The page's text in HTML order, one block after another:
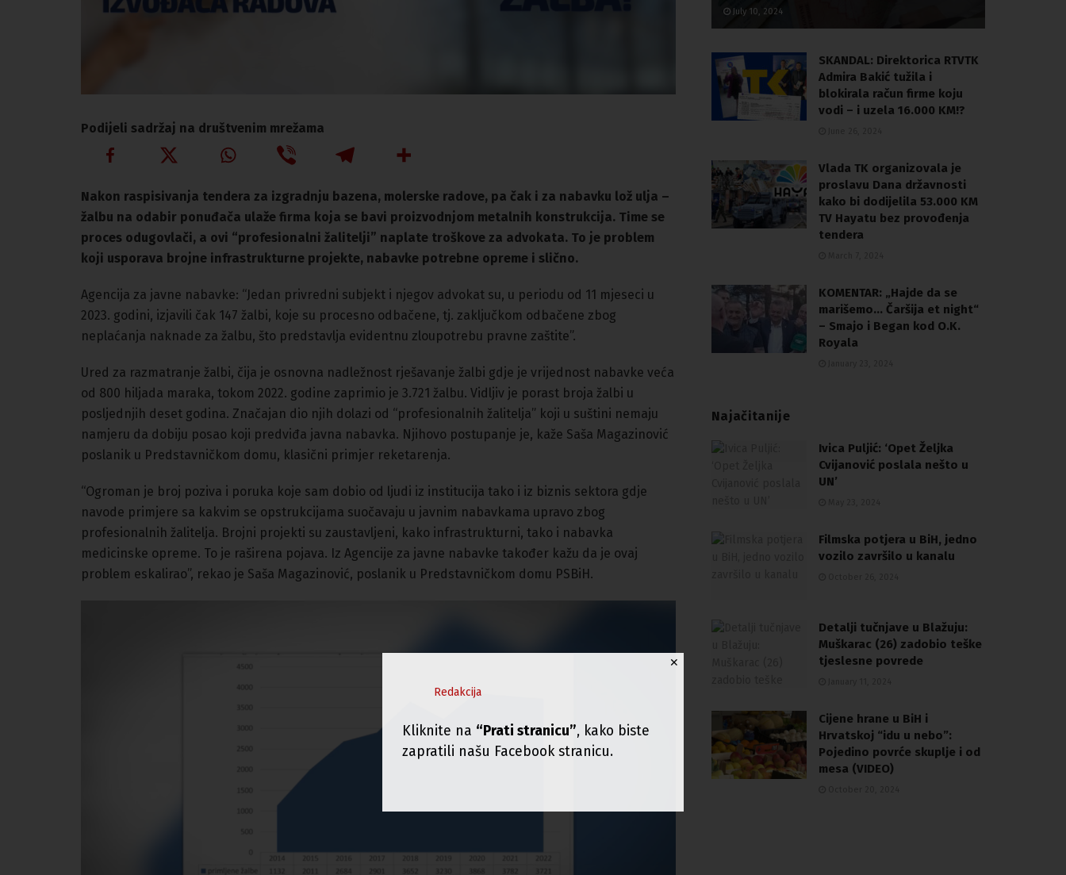
Podijeli sadržaj na društvenim mrežama
Nakon raspisivanja tendera za izgradnju bazena, molerske radove, pa čak i za nabavku lož ulja –
žalbu na odabir ponuđača ulaže firma koja se bavi proizvodnjom metalnih konstrukcija. Time se
proces odugovlači, a ovi “profesionalni žalitelji” naplate troškove za advokata. To je problem
koji usporava brojne infrastrukturne projekte, nabavke potrebne opreme i slično.
Agencija za javne nabavke: “Jedan privredni subjekt i njegov advokat su, u periodu od 11 mjeseci u
2023. godini, izjavili čak 147 žalbi, koje su procesno odbačene, tj. zaključkom odbačene zbog
neplaćanja naknade za žalbu, što predstavlja evidentnu zloupotrebu pravne zaštite”.
Ured za razmatranje žalbi, čija je osnovna nadležnost rješavanje žalbi gdje je vrijednost nabavke veća
od 800 hiljada maraka, tokom 2022. godine zaprimio je 3.721 žalbu. Vidljiv je porast broja žalbi u
posljednjih deset godina. Značajan dio njih dolazi od “profesionalnih žalitelja” koji u suštini nemaju
namjeru da dobiju posao koji predviđa javna nabavka. Njihovo postupanje je, kaže Saša Magazinović
poslanik u Predstavničkom domu, klasični primjer reketarenja.
“Ogroman je broj poziva i poruka koje sam dobio od ljudi iz institucija tako i iz biznis sektora gdje
navode primjere sa kakvim se opstrukcijama suočavaju u javnim nabavkama upravo zbog
profesionalnih žalitelja. Brojni projekti su zaustavljeni, kako infrastrukturni, tako i nabavka
medicinske opreme. To je raširena pojava. Iz Agencije za javne nabavke također kažu da je ovaj
problem eskalirao”, rekao je Saša Magazinović, poslanik u Predstavničkom domu PSBiH.
July 10, 2024
SKANDAL: Direktorica RTVTK
Admira Bakić tužila i
blokirala račun firme koju
vodi – i uzela 16.000 KM!?
Vlada TK organizovala je
proslavu Dana državnosti
kako bi dodijelila 53.000 KM
TV Hayatu bez provođenja
tendera
KOMENTAR: „Hajde da se
marišemo… Čaršija et night“
– Smajo i Began kod O.K.
Royala
Najačitanije
Ivica Puljić: ‘Opet Željka
Cvijanović poslala nešto u
UN’
Filmska potjera u BiH, jedno
vozilo završilo u kanalu
Detalji tučnjave u Blažuju:
Muškarac (26) zadobio teške
tjeslesne povrede
Cijene hrane u BiH i
Hrvatskoj “idu u nebo”:
Pojedino povrće skuplje i od
mesa (VIDEO)
✕
Redakcija
Kliknite na “Prati stranicu”, kako biste
zapratili našu Facebook stranicu.